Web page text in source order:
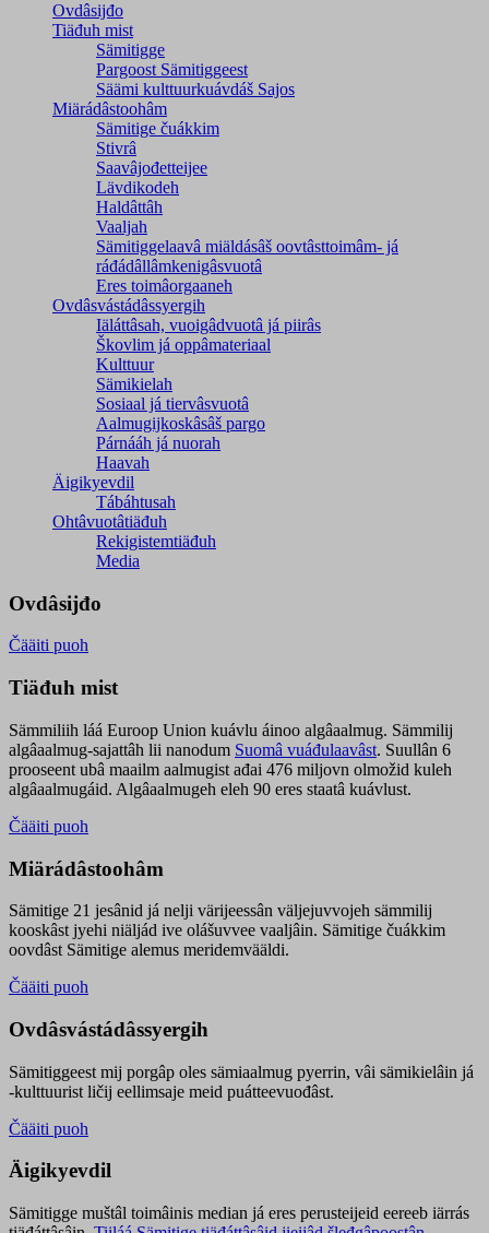
Ovdâsijđo
Tiäđuh mist
Sämitigge
Pargoost Sämitiggeest
Säämi kulttuurkuávdáš Sajos
Miärádâstoohâm
Sämitige čuákkim
Stivrâ
Saavâjođetteijee
Lävdikodeh
Haldâttâh
Vaaljah
Sämitiggelaavâ miäldásâš oovtâsttoimâm- já
ráđádâllâmkenigâsvuotâ
Eres toimâorgaaneh
Ovdâsvástádâssyergih
Iäláttâsah, vuoigâdvuotâ já piirâs
Škovlim já oppâmateriaal
Kulttuur
Sämikielah
Sosiaal já tiervâsvuotâ
Aalmugijkoskâsâš pargo
Párnááh já nuorah
Haavah
Äigikyevdil
Tábáhtusah
Ohtâvuotâtiäđuh
Rekigistemtiäđuh
Media
Ovdâsijđo
Čääiti puoh
Tiäđuh mist
Sämmiliih láá Euroop Union kuávlu áinoo algâaalmug. Sämmilij
algâaalmug-sajattâh lii nanodum Suomâ vuáđulaavâst. Suullân 6
prooseent ubâ maailm aalmugist ađai 476 miljovn olmožid kuleh
algâaalmugáid. Algâaalmugeh eleh 90 eres staatâ kuávlust.
Čääiti puoh
Miärádâstoohâm
Sämitige 21 jesânid já nelji värijeessân väljejuvvojeh sämmilij
kooskâst jyehi niäljád ive olášuvvee vaaljâin. Sämitige čuákkim
oovdâst Sämitige alemus meridemvääldi.
Čääiti puoh
Ovdâsvástádâssyergih
Sämitiggeest mij porgâp oles sämiaalmug pyerrin, vâi sämikielâin já
-kulttuurist ličij eellimsaje meid puátteevuođâst.
Čääiti puoh
Äigikyevdil
Sämitigge muštâl toimâinis median já eres perusteijeid eereeb iärrás